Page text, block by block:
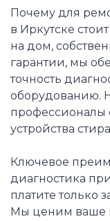
Почему для
в Иркутске
на дом,
гарантии, мы
точность
оборудованию.
профессионалы
устройства
Ключевое
диагностика
платите только
Мы ценим ваше